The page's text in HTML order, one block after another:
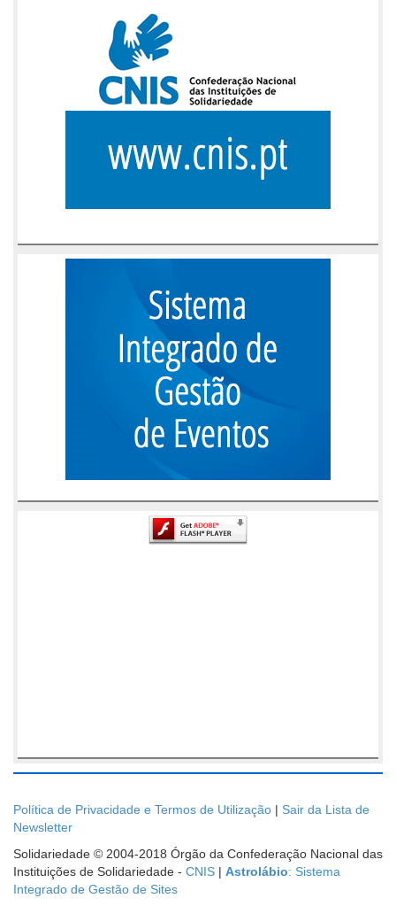
Política de Privacidade e Termos de Utilização | Sair da Lista de
Newsletter
Solidariedade © 2004-2018 Órgão da Confederação Nacional das
Instituições de Solidariedade - CNIS | Astrolábio: Sistema
Integrado de Gestão de Sites